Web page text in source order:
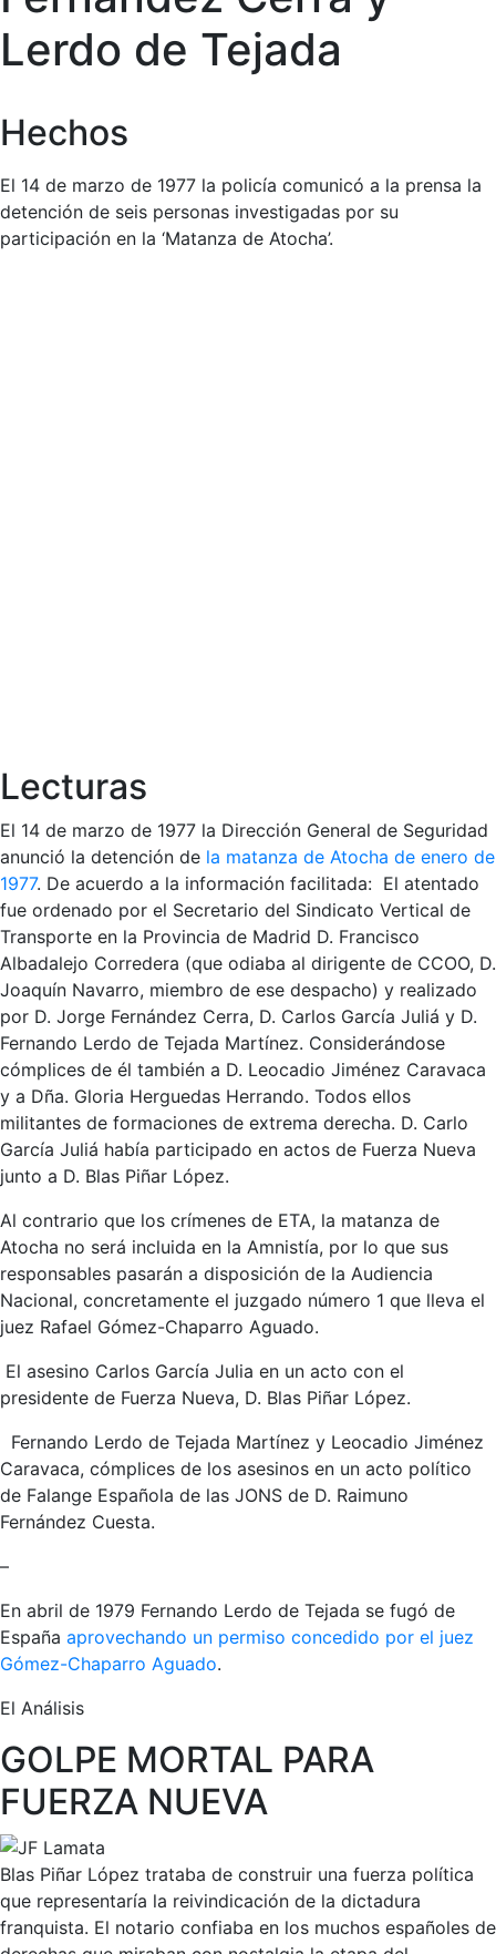
Lerdo de Tejada
Hechos
El 14 de marzo de 1977 la policía comunicó a la prensa la
detención de seis personas investigadas por su
participación en la ‘Matanza de Atocha’.
Lecturas
El 14 de marzo de 1977 la Dirección General de Seguridad
anunció la detención de la matanza de Atocha de enero de
1977. De acuerdo a la información facilitada: El atentado
fue ordenado por el Secretario del Sindicato Vertical de
Transporte en la Provincia de Madrid D. Francisco
Albadalejo Corredera (que odiaba al dirigente de CCOO, D.
Joaquín Navarro, miembro de ese despacho) y realizado
por D. Jorge Fernández Cerra, D. Carlos García Juliá y D.
Fernando Lerdo de Tejada Martínez. Considerándose
cómplices de él también a D. Leocadio Jiménez Caravaca
y a Dña. Gloria Herguedas Herrando. Todos ellos
militantes de formaciones de extrema derecha. D. Carlo
García Juliá había participado en actos de Fuerza Nueva
junto a D. Blas Piñar López.
Al contrario que los crímenes de ETA, la matanza de
Atocha no será incluida en la Amnistía, por lo que sus
responsables pasarán a disposición de la Audiencia
Nacional, concretamente el juzgado número 1 que lleva el
juez Rafael Gómez-Chaparro Aguado.
El asesino Carlos García Julia en un acto con el
presidente de Fuerza Nueva, D. Blas Piñar López.
Fernando Lerdo de Tejada Martínez y Leocadio Jiménez
Caravaca, cómplices de los asesinos en un acto político
de Falange Española de las JONS de D. Raimuno
Fernández Cuesta.
–
En abril de 1979 Fernando Lerdo de Tejada se fugó de
España aprovechando un permiso concedido por el juez
Gómez-Chaparro Aguado.
El Análisis
GOLPE MORTAL PARA
FUERZA NUEVA
Blas Piñar López trataba de construir una fuerza política
que representaría la reivindicación de la dictadura
franquista. El notario confiaba en los muchos españoles de